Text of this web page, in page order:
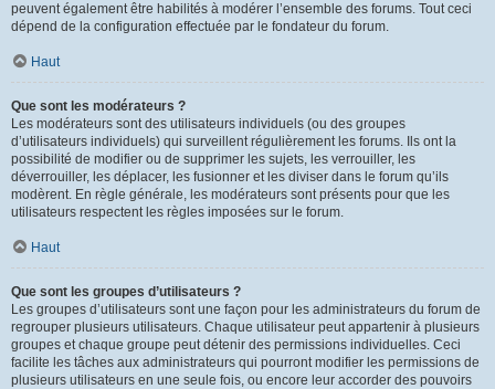
peuvent également être habilités à modérer l’ensemble des forums. Tout ceci
dépend de la configuration effectuée par le fondateur du forum.
Haut
Que sont les modérateurs ?
Les modérateurs sont des utilisateurs individuels (ou des groupes
d’utilisateurs individuels) qui surveillent régulièrement les forums. Ils ont la
possibilité de modifier ou de supprimer les sujets, les verrouiller, les
déverrouiller, les déplacer, les fusionner et les diviser dans le forum qu’ils
modèrent. En règle générale, les modérateurs sont présents pour que les
utilisateurs respectent les règles imposées sur le forum.
Haut
Que sont les groupes d’utilisateurs ?
Les groupes d’utilisateurs sont une façon pour les administrateurs du forum de
regrouper plusieurs utilisateurs. Chaque utilisateur peut appartenir à plusieurs
groupes et chaque groupe peut détenir des permissions individuelles. Ceci
facilite les tâches aux administrateurs qui pourront modifier les permissions de
plusieurs utilisateurs en une seule fois, ou encore leur accorder des pouvoirs